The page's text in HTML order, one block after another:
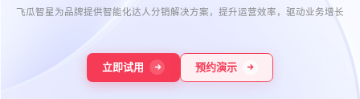
飞瓜智星为品牌提供智能化达人分销解决方案，提升运营效率，驱动业务增长
立即试用 预约演示